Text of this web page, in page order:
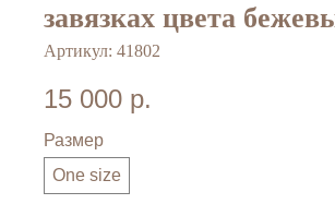
завязках цвета
Артикул: 41802
15 000 р.
Размер
One size